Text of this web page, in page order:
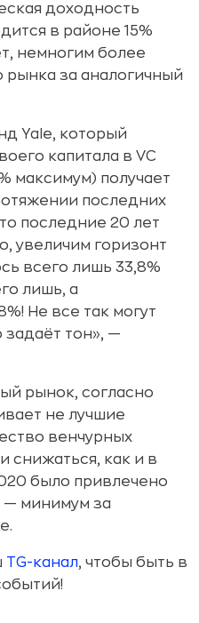
доходность
в районе 15%
немногим более
рынка за аналогичный
Yale, который
капитала в VC
максимум) получает
последних
последние 20 лет
увеличим горизонт
всего лишь 33,8%
лишь, а
Не все так могут
задаёт тон», —
рынок, согласно
не лучшие
венчурных
снижаться, как и в
было привлечено
— минимум за
TG-канал, чтобы быть в